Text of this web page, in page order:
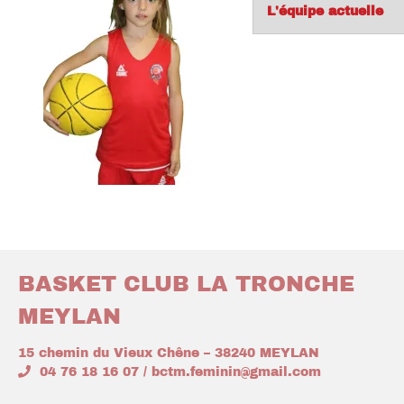
L'équipe actuelle
BASKET CLUB LA TRONCHE
MEYLAN
15 chemin du Vieux Chêne – 38240 MEYLAN
04 76 18 16 07 / bctm.feminin@gmail.com